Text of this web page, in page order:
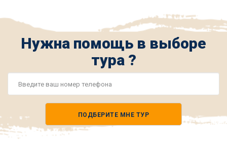
Нужна помощь в выборе
тура ?
ПОДБЕРИТЕ МНЕ ТУР